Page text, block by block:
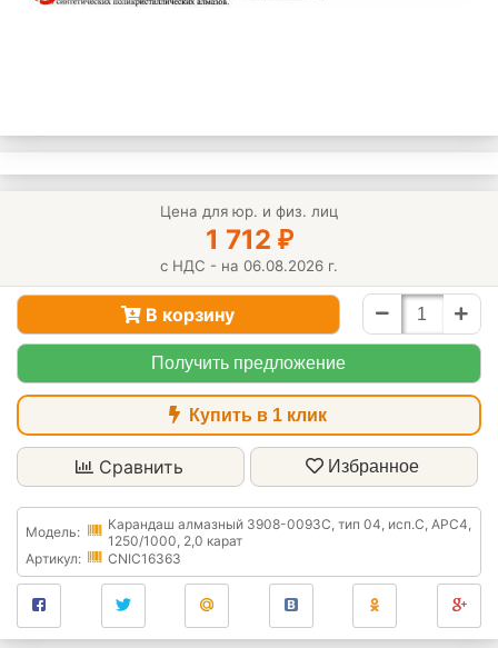
Цена для юр. и физ. лиц
1 712 ₽
с НДС - на 06.08.2026 г.
В корзину
Получить предложение
Купить в 1 клик
Сравнить Избранное
Модель:
Карандаш алмазный 3908-0093C, тип 04, исп.С, АРС4,
1250/1000, 2,0 карат
Артикул:
CNIC16363